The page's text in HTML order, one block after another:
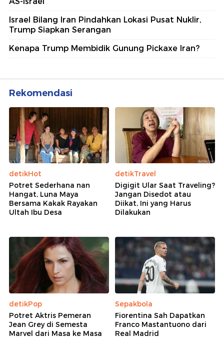
Israel Bilang Iran Pindahkan Lokasi Pusat Nuklir,
Trump Siapkan Serangan
Kenapa Trump Membidik Gunung Pickaxe Iran?
Rekomendasi
detikHot
Potret Sederhana nan
Hangat, Luna Maya
Bersama Kakak Rayakan
Ultah Ibu Desa
detikTravel
Digigit Ular Saat Traveling?
Jangan Disedot atau
Diikat, Ini yang Harus
Dilakukan
detikPop
Potret Aktris Pemeran
Jean Grey di Semesta
Marvel dari Masa ke Masa
Sepakbola
Fiorentina Sah Dapatkan
Franco Mastantuono dari
Real Madrid